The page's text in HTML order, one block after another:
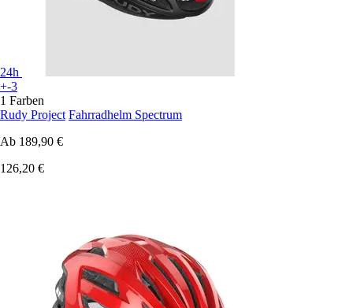
24h
+-3
1 Farben
Rudy Project Fahrradhelm Spectrum
Ab 189,90 €
126,20 €